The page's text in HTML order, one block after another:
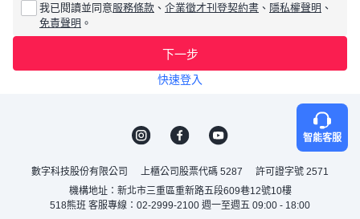
我已閱讀並同意服務條款 、 企業徵才刊登契約書 、 隱私權聲明 、
免責聲明 。
下一步
快速登入
智能客服
數字科技股份有限公司 上櫃公司股票代碼 5287
許可證字號 2571
機構地址：新北市三重區重新路五段609巷12號10樓
518熊班 客服專線：02-2999-2100 週一至週五 09:00 - 18:00